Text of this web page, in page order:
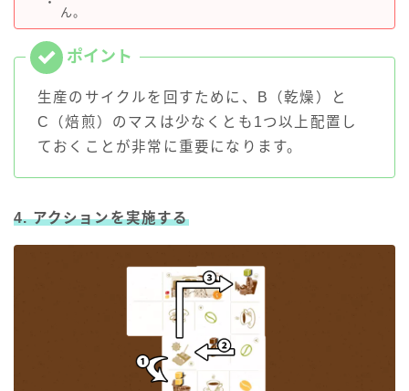
ん。
生産のサイクルを回すために、B（乾燥）と
C（焙煎）のマスは少なくとも1つ以上配置し
ておくことが非常に重要になります。
4. アクションを実施する